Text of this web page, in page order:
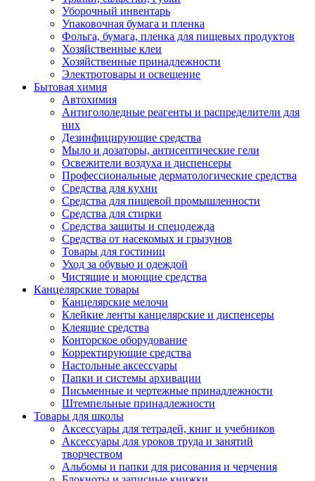
Уборочный инвентарь
Упаковочная бумага и пленка
Фольга, бумага, пленка для пищевых продуктов
Хозяйственные клеи
Хозяйственные принадлежности
Электротовары и освещение
Бытовая химия
Автохимия
Антигололедные реагенты и распределители для
них
Дезинфицирующие средства
Мыло и дозаторы, антисептические гели
Освежители воздуха и диспенсеры
Профессиональные дерматологические средства
Средства для кухни
Средства для пищевой промышленности
Средства для стирки
Средства защиты и спецодежда
Средства от насекомых и грызунов
Товары для гостиниц
Уход за обувью и одеждой
Чистящие и моющие средства
Канцелярские товары
Канцелярские мелочи
Клейкие ленты канцелярские и диспенсеры
Клеящие средства
Конторское оборудование
Корректирующие средства
Настольные аксессуары
Папки и системы архивации
Письменные и чертежные принадлежности
Штемпельные принадлежности
Товары для школы
Аксессуары для тетрадей, книг и учебников
Аксессуары для уроков труда и занятий
творчеством
Альбомы и папки для рисования и черчения